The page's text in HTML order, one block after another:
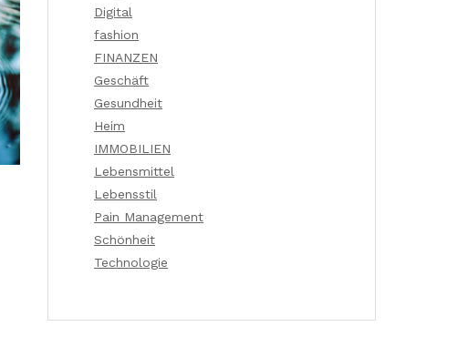
Digital
fashion
FINANZEN
Geschäft
Gesundheit
Heim
IMMOBILIEN
Lebensmittel
Lebensstil
Pain Management
Schönheit
Technologie